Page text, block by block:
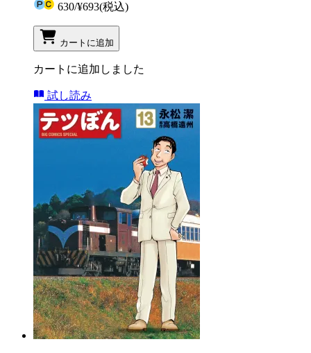
630/¥693(税込)
カートに追加
カートに追加しました
試し読み